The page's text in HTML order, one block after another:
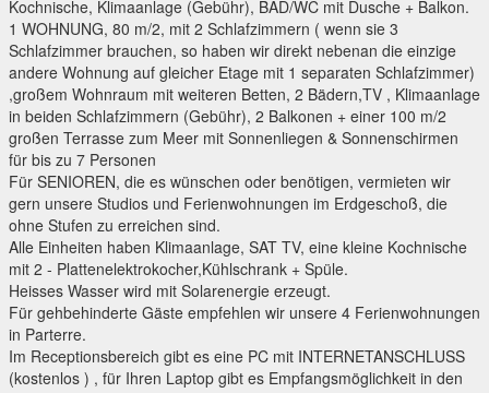
Kochnische, Klimaanlage (Gebühr), BAD/WC mit Dusche + Balkon.
1 WOHNUNG, 80 m/2, mit 2 Schlafzimmern ( wenn sie 3
Schlafzimmer brauchen, so haben wir direkt nebenan die einzige
andere Wohnung auf gleicher Etage mit 1 separaten Schlafzimmer)
,großem Wohnraum mit weiteren Betten, 2 Bädern,TV , Klimaanlage
in beiden Schlafzimmern (Gebühr), 2 Balkonen + einer 100 m/2
großen Terrasse zum Meer mit Sonnenliegen & Sonnenschirmen
für bis zu 7 Personen
Für SENIOREN, die es wünschen oder benötigen, vermieten wir
gern unsere Studios und Ferienwohnungen im Erdgeschoß, die
ohne Stufen zu erreichen sind.
Alle Einheiten haben Klimaanlage, SAT TV, eine kleine Kochnische
mit 2 - Plattenelektrokocher,Kühlschrank + Spüle.
Heisses Wasser wird mit Solarenergie erzeugt.
Für gehbehinderte Gäste empfehlen wir unsere 4 Ferienwohnungen
in Parterre.
Im Receptionsbereich gibt es eine PC mit INTERNETANSCHLUSS
(kostenlos ) , für Ihren Laptop gibt es Empfangsmöglichkeit in den